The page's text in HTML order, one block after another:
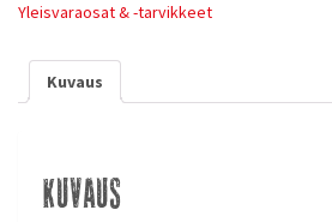
Yleisvaraosat & -tarvikkeet
Kuvaus
Kuvaus